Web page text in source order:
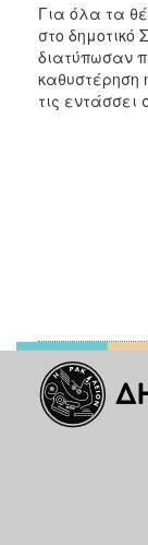
Για όλα τα
στο δημοτικό
διατύπωσαν
καθυστέρηση
τις εντάσσει